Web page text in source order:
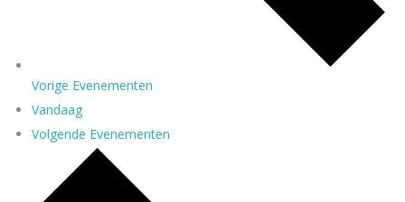
Vorige Evenementen
Vandaag
Volgende Evenementen